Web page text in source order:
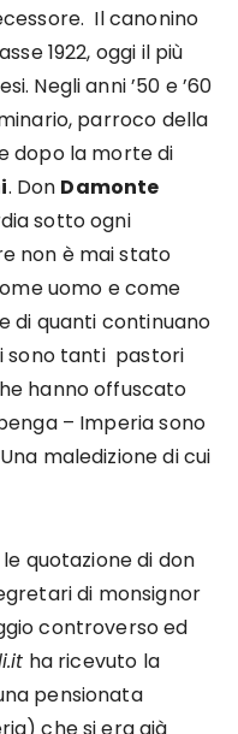
Il canonino
1922, oggi il più
Negli anni ’50 e ’60
parroco della
dopo la morte di
. Don Damonte
sotto ogni
non è mai stato
uomo e come
di quanti continuano
sono tanti pastori
hanno offuscato
– Imperia sono
maledizione di cui
quotazione di don
di monsignor
controverso ed
ha ricevuto la
pensionata